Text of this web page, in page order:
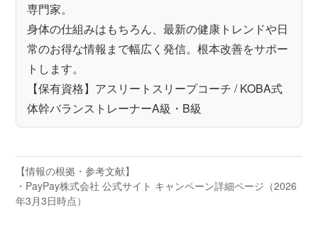
専門家。
身体の仕組みはもちろん、最新の健康トレンドや日
常のお得な情報まで幅広く発信。根本改善をサポー
トします。
【保有資格】アスリートスリープコーチ / KOBA式
体幹バランストレーナーA級・B級
【情報の根拠・参考文献】
・PayPay株式会社 公式サイト キャンペーン詳細ページ（2026
年3月3日時点）